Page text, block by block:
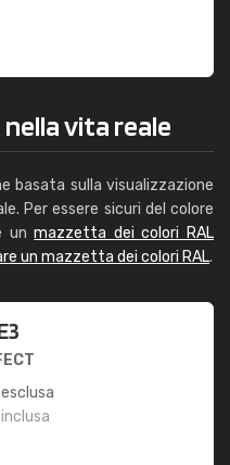
vita reale
basata sulla visualizzazione
Per essere sicuri del colore
unmazzetta dei colori RAL
un mazzetta dei colori RAL.
esclusa
inclusa